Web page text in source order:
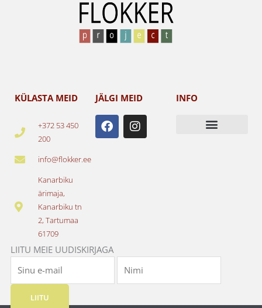
KÜLASTA MEID
+372 53 450
200
info@flokker.ee
Kanarbiku
ärimaja,
Kanarbiku tn
2, Tartumaa
61709
JÄLGI MEID
F
a
c
I
n
s
INFO
LIITU MEIE UUDISKIRJAGA
LIITU